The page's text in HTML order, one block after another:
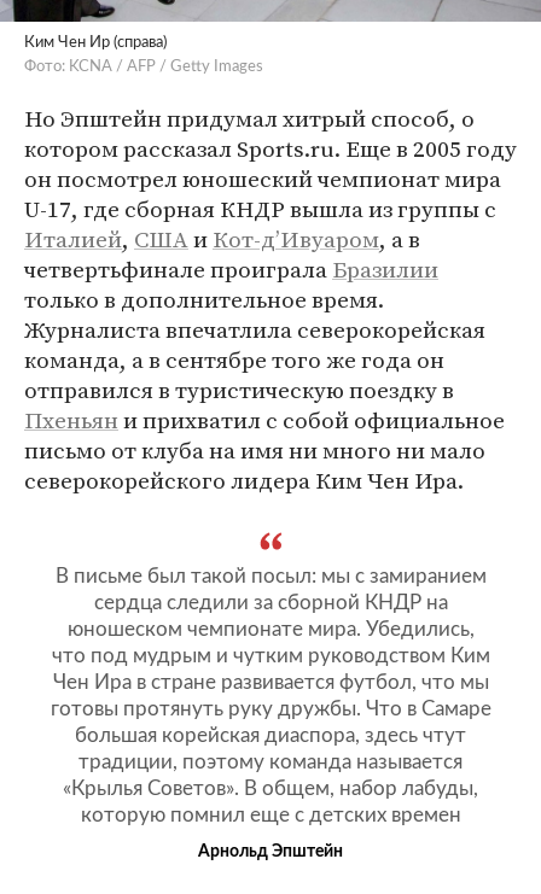
Ким Чен Ир (справа)
Фото: KCNA / AFP / Getty Images
Но Эпштейн придумал хитрый способ, о
котором рассказал Sports.ru. Еще в 2005 году
он посмотрел юношеский чемпионат мира
U-17, где сборная КНДР вышла из группы с
Италией, СШАиКот-д’Ивуаром, а в
четвертьфинале проигралаБразилии
только в дополнительное время.
Журналиста впечатлила северокорейская
команда, а в сентябре того же года он
отправился в туристическую поездку в
Пхеньяни прихватил с собой официальное
письмо от клуба на имя ни много ни мало
северокорейского лидера Ким Чен Ира.
В письме был такой посыл: мы с замиранием
сердца следили за сборной КНДР на
юношеском чемпионате мира. Убедились,
что под мудрым и чутким руководством Ким
Чен Ира в стране развивается футбол, что мы
готовы протянуть руку дружбы. Что в Самаре
большая корейская диаспора, здесь чтут
традиции, поэтому команда называется
«Крылья Советов». В общем, набор лабуды,
которую помнил еще с детских времен
Арнольд Эпштейн